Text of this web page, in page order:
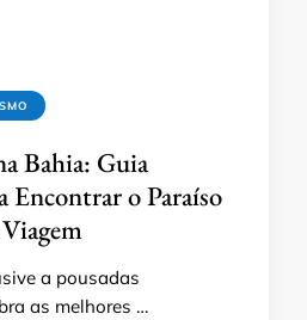
Bahia: Guia
Encontrar o Paraíso
a pousadas
as melhores …